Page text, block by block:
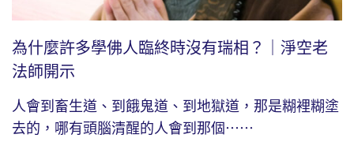
為什麼許多學佛人臨終時沒有瑞相？｜淨空老
法師開示
人會到畜生道、到餓鬼道、到地獄道，那是糊裡糊塗
去的，哪有頭腦清醒的人會到那個⋯⋯